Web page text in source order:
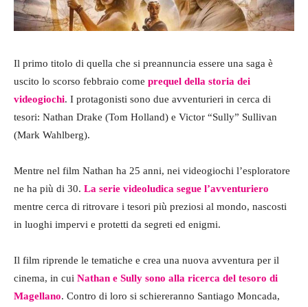
Il primo titolo di quella che si preannuncia essere una saga è
uscito lo scorso febbraio come prequel della storia dei
videogiochi. I protagonisti sono due avventurieri in cerca di
tesori: Nathan Drake (Tom Holland) e Victor “Sully” Sullivan
(Mark Wahlberg).
Mentre nel film Nathan ha 25 anni, nei videogiochi l’esploratore
ne ha più di 30. La serie videoludica segue l’avventuriero
mentre cerca di ritrovare i tesori più preziosi al mondo, nascosti
in luoghi impervi e protetti da segreti ed enigmi.
Il film riprende le tematiche e crea una nuova avventura per il
cinema, in cui Nathan e Sully sono alla ricerca del tesoro di
Magellano. Contro di loro si schiereranno Santiago Moncada,